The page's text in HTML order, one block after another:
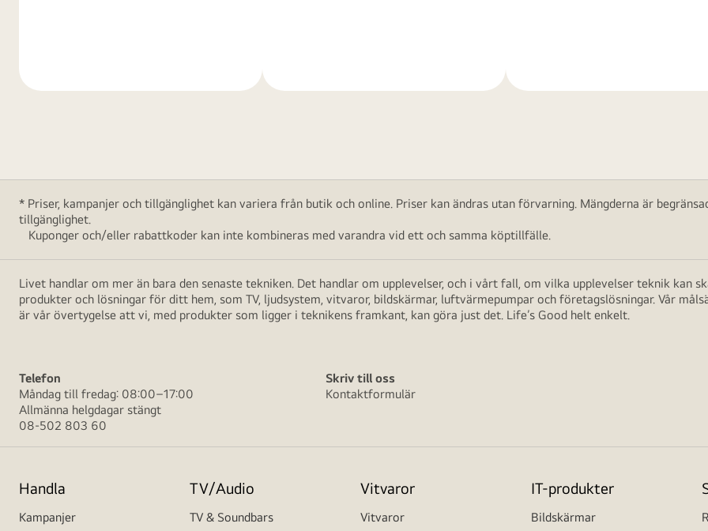
* Priser, kampanjer och tillgänglighet kan variera från butik och online. Priser kan ändras utan förvarning. Mängderna är
tillgänglighet.
Kuponger och/eller rabattkoder kan inte kombineras med varandra vid ett och samma köptillfälle.
Livet handlar om mer än bara den senaste tekniken. Det handlar om upplevelser, och i vårt fall, om vilka upplevelser teknik kan
produkter och lösningar för ditt hem, som TV, ljudsystem, vitvaror, bildskärmar, luftvärmepumpar och företagslösningar. Vår
är vår övertygelse att vi, med produkter som ligger i teknikens framkant, kan göra just det. Life’s Good helt enkelt.
Telefon
Måndag till fredag: 08:00–17:00
Allmänna helgdagar stängt
08-502 803 60
Skriv till oss
Kontaktformulär
Handla
Kampanjer
TV/Audio
TV & Soundbars
Vitvaror
Vitvaror
IT-produkter
Bildskärmar